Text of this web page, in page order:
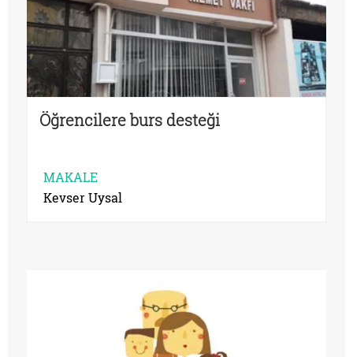
Öğrencilere burs desteği
MAKALE
Kevser Uysal